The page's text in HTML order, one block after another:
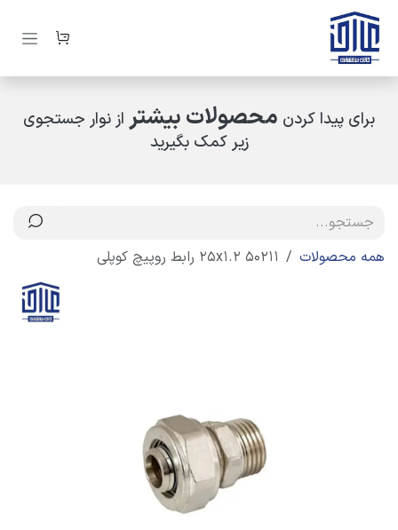
صرف نظر و مشاهده محتوا
برای پیدا کردن محصولات بیشتر از نوار جستجوی
زیر کمک بگیرید
همه محصولات 50211 25x1.2 رابط روپیچ کوپلی